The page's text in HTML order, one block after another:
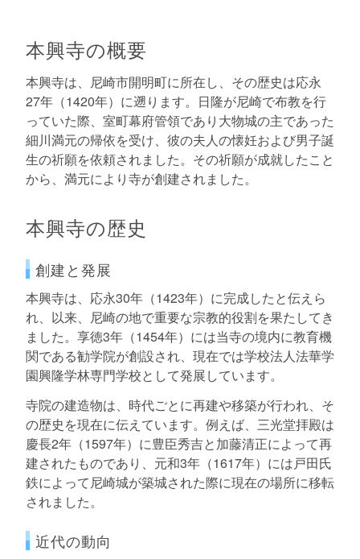
本興寺の概要
本興寺は、尼崎市開明町に所在し、その歴史は応永
27年（1420年）に遡ります。日隆が尼崎で布教を行
っていた際、室町幕府管領であり大物城の主であった
細川満元の帰依を受け、彼の夫人の懐妊および男子誕
生の祈願を依頼されました。その祈願が成就したこと
から、満元により寺が創建されました。
本興寺の歴史
創建と発展
本興寺は、応永30年（1423年）に完成したと伝えら
れ、以来、尼崎の地で重要な宗教的役割を果たしてき
ました。享徳3年（1454年）には当寺の境内に教育機
関である勧学院が創設され、現在では学校法人法華学
園興隆学林専門学校として発展しています。
寺院の建造物は、時代ごとに再建や移築が行われ、そ
の歴史を現在に伝えています。例えば、三光堂拝殿は
慶長2年（1597年）に豊臣秀吉と加藤清正によって再
建されたものであり、元和3年（1617年）には戸田氏
鉄によって尼崎城が築城された際に現在の場所に移転
されました。
近代の動向